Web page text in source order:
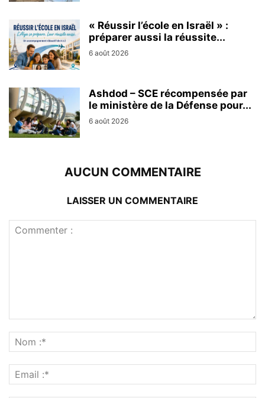
« Réussir l’école en Israël » :
préparer aussi la réussite...
6 août 2026
Ashdod – SCE récompensée par
le ministère de la Défense pour...
6 août 2026
AUCUN COMMENTAIRE
LAISSER UN COMMENTAIRE